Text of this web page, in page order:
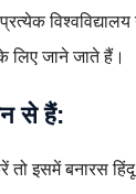
लिए जाने जाते हैं।
से हैं:
इसमें बनारस हिंदू